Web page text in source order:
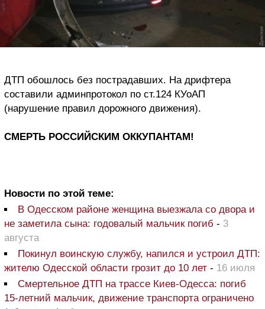
ДТП обошлось без пострадавших. На дрифтера
составили админпротокол по ст.124 КУоАП
(нарушение правил дорожного движения).
СМЕРТЬ РОССИЙСКИМ ОККУПАНТАМ!
Новости по этой теме:
В Одесском районе женщина выезжала со двора и
не заметила сына: годовалый мальчик погиб - 3
августа
Покинул воинскую службу, напился и устроил ДТП:
жителю Одесской области грозит до 10 лет - 16 июля
Смертельное ДТП на трассе Киев-Одесса: погиб
15-летний мальчик, движение транспорта ограничено